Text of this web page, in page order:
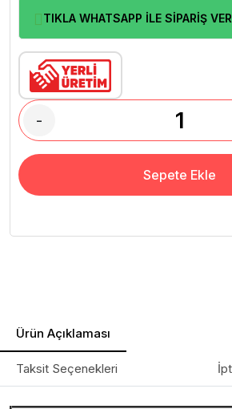
TIKLA WHATSAPP İLE SİPARİŞ VER
-
Sepete Ekle
Ürün Açıklaması
Taksit Seçenekleri